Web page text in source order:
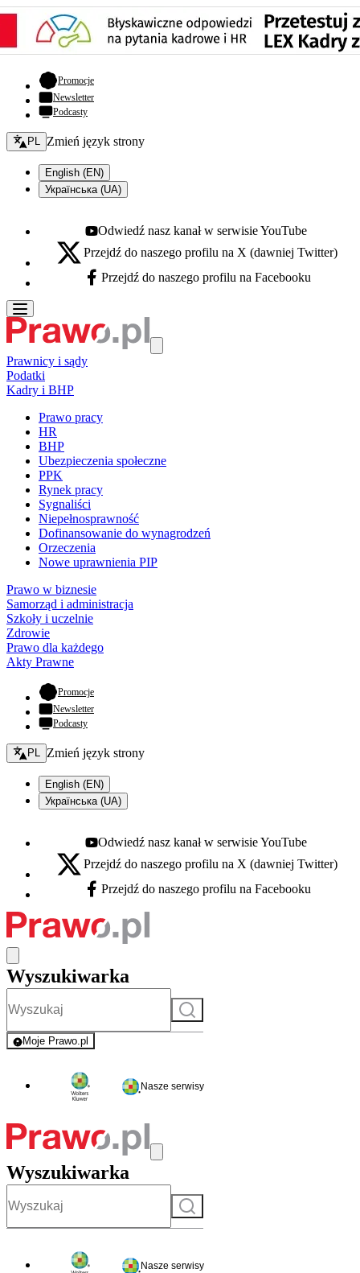
Promocje- otwiera się w nowej karcie
Newsletter
Podcasty
Zmień język - bieżący:
PL Zmień język strony
English (EN)
Українська (UA)
Youtube - otwiera się w nowej karcie
Odwiedź nasz kanał w serwisie YouTube
X - otwiera się w nowej karcie
Przejdź do naszego profilu na X (dawniej Twitter)
Facebook - otwiera się w nowej karcie
Przejdź do naszego profilu na Facebooku
Prawnicy i sądy
Podatki
Kadry i BHP
Prawo pracy
HR
BHP
Ubezpieczenia społeczne
PPK
Rynek pracy
Sygnaliści
Niepełnosprawność
Dofinansowanie do wynagrodzeń
Orzeczenia
Nowe uprawnienia PIP
Prawo w biznesie
Samorząd i administracja
Szkoły i uczelnie
Zdrowie
Prawo dla każdego
Akty Prawne
Promocje- otwiera się w nowej karcie
Newsletter
Podcasty
Zmień język - bieżący:
PL Zmień język strony
English (EN)
Українська (UA)
Youtube - otwiera się w nowej karcie
Odwiedź nasz kanał w serwisie YouTube
X - otwiera się w nowej karcie
Przejdź do naszego profilu na X (dawniej Twitter)
Facebook - otwiera się w nowej karcie
Przejdź do naszego profilu na Facebooku
Wyszukiwarka
Szukaj
Moje Prawo.pl
- rejestracja i logowanie do serwisu
Nasze serwisy
Wyszukiwarka
Szukaj
Nasze serwisy